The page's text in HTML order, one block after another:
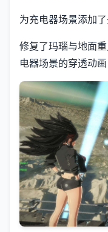
为充电器场景添加
修复了玛瑙与地面
电器场景的穿透动画